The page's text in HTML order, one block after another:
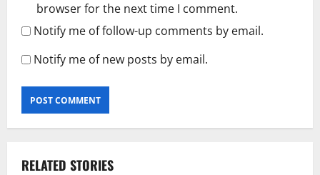
browser for the next time I comment.
Notify me of follow-up comments by email.
Notify me of new posts by email.
RELATED STORIES